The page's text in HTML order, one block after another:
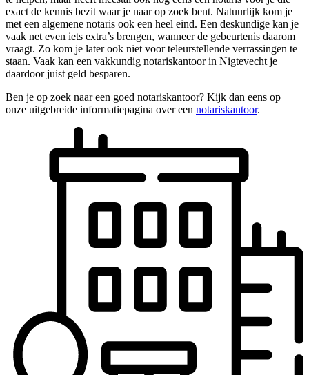
exact de kennis bezit waar je naar op zoek bent. Natuurlijk kom je
met een algemene notaris ook een heel eind. Een deskundige kan je
vaak net even iets extra’s brengen, wanneer de gebeurtenis daarom
vraagt. Zo kom je later ook niet voor teleurstellende verrassingen te
staan. Vaak kan een vakkundig notariskantoor in Nigtevecht je
daardoor juist geld besparen.
Ben je op zoek naar een goed notariskantoor? Kijk dan eens op
onze uitgebreide informatiepagina over een notariskantoor.